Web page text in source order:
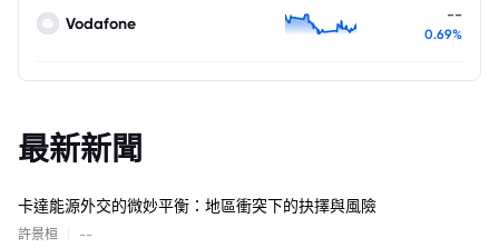
Vodafone --
0.69%
最新新聞
卡達能源外交的微妙平衡：地區衝突下的抉擇與風險
許景桓 --